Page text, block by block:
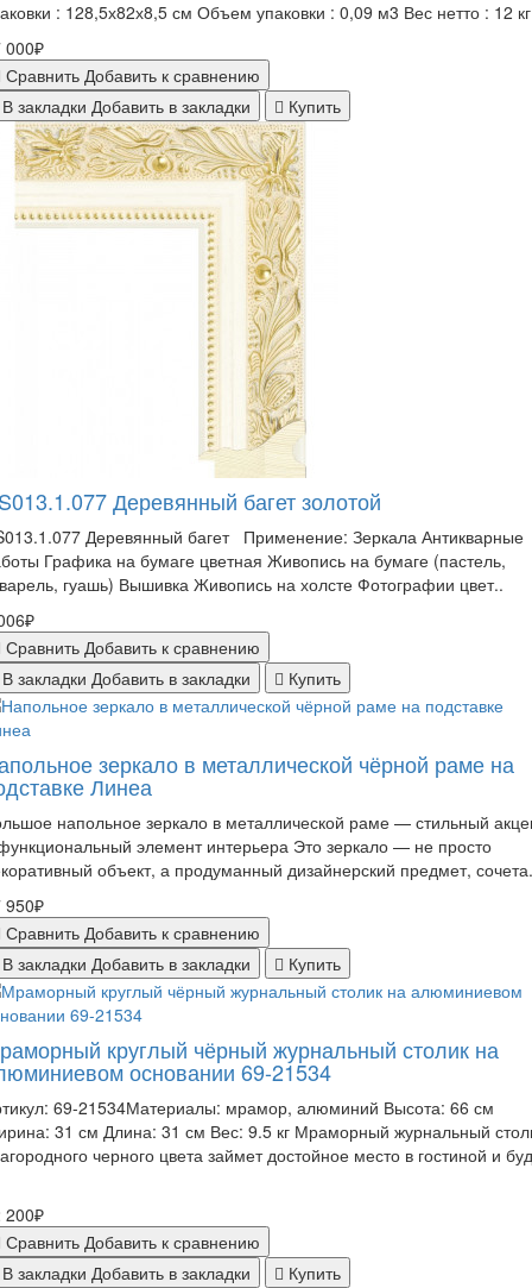
: 128,5х82х8,5 см Объем упаковки : 0,09 м3 Вес нетто : 12
000₽
Сравнить Добавить к сравнению
закладки Добавить в закладки Купить
Деревянный багет золотой
Деревянный багет Применение: Зеркала Антикварные
Графика на бумаге цветная Живопись на бумаге (пастель,
гуашь) Вышивка Живопись на холсте Фотографии цвет..
Сравнить Добавить к сравнению
закладки Добавить в закладки Купить
зеркало в металлической чёрной раме на
Линеа
напольное зеркало в металлической раме — стильный
элемент интерьера Это зеркало — не просто
объект, а продуманный дизайнерский предмет,
950₽
Сравнить Добавить к сравнению
закладки Добавить в закладки Купить
круглый чёрный журнальный столик на
основании 69-21534
69-21534Материалы: мрамор, алюминий Высота: 66 см
31 см Длина: 31 см Вес: 9.5 кг Мраморный журнальный
черного цвета займет достойное место в гостиной и
200₽
Сравнить Добавить к сравнению
закладки Добавить в закладки Купить